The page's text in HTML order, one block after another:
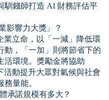
馴錢師打造 AI 財務評估平
影響力大獎」？
立命，以「一減」降低環
動，「一加」則將節省下的
活環境。獎勵金將協助
動提升大眾對氣候與社會
量能。
承諾規模有多大？